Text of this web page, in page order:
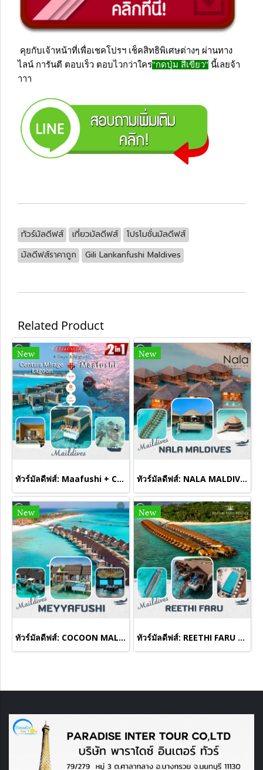
คุยกับเจ้าหน้าที่เพื่อเชคโปรฯ เช็คสิทธิพิเศษต่างๆ ผ่านทาง
ไลน์ การันตี ตอบเร็ว ตอบไวกว่าใคร"กดปุ่ม สีเขียว" นี้เลยจ้า
าาา
ทัวร์มัลดีฟส์ เที่ยวมัลดีฟส์
โปรโมชั่นมัลดีฟส์
มัลดีฟส์ราคาถูก
Gili Lankanfushi Maldives
Related Product
New
ทัวร์มัลดีฟส์: Maafushi + Centara Mirage Lagoon Maldives 4 Days 3 Nights
New
ทัวร์มัลดีฟส์: NALA MALDIVES BY JAWAKARA
New
ทัวร์มัลดีฟส์: COCOON MALDIVES(copy)
New
ทัวร์มัลดีฟส์: REETHI FARU MALDIVES